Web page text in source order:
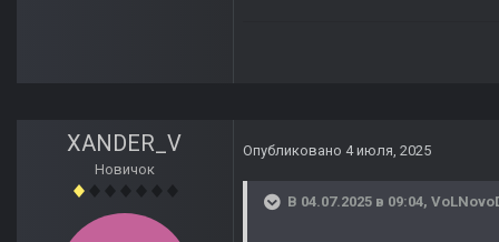
XANDER_V
Новичок
Опубликовано 4 июля, 2025
В 04.07.2025 в 09:04,